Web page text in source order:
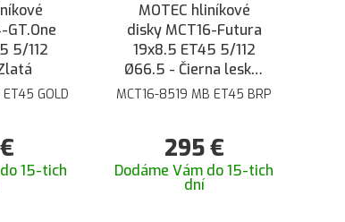
GT.One
5/112
GOLD
€
15-tich
MOTEC hliníkové
disky MCT16-Futura
19x8.5 ET45 5/112
Ø66.5 - Čierna lesklá
brúsená
MCT16-8519 MB ET45 BRP
295€
Dodáme Vám do 15-tich
dní